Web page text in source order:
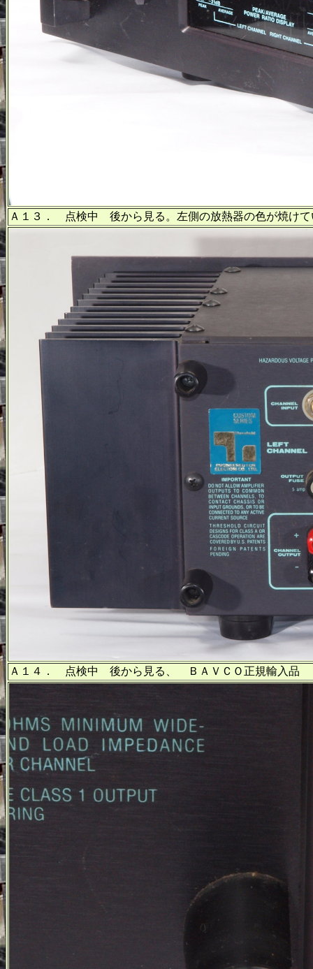
Ａ１３． 点検中 後から見る。左側の放熱器の色が焼けて
Ａ１４． 点検中 後から見る、 ＢＡＶＣＯ正規輸入品